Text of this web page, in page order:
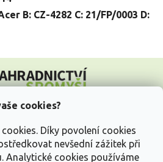
cookies?
Díky povolení cookies
nevšední zážitek při
Analytické cookies používáme
B: CZ-4282 C: 21/FP/0003 D: